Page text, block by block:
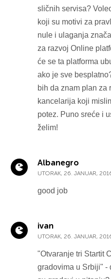
sličnih servisa?
koji su motivi za
nule i ulaganja
za razvoj Online
će se ta platforma
ako je sve
bih da znam plan za
kancelarija koji
potez. Puno sreće i
želim!
Albanegro
UTORAK, 26. JANUAR,
good job
ivan
UTORAK, 26. JANUAR,
"Otvaranje tri Startit
gradovima u Srbiji" -